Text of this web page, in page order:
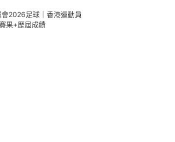
2026足球｜香港運動員
果+歷屆成績